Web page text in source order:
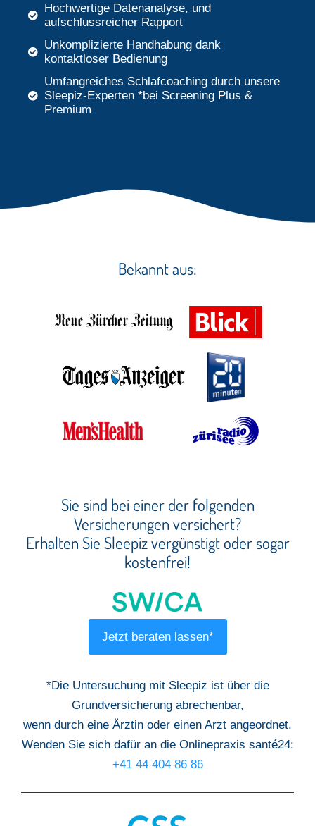
Hochwertige Datenanalyse, und
aufschlussreicher Rapport
Unkomplizierte Handhabung dank
kontaktloser Bedienung
Umfangreiches Schlafcoaching durch unsere
Sleepiz-Experten *bei Screening Plus &
Premium
Bekannt aus:
Sie sind bei einer der folgenden
Versicherungen versichert?
Erhalten Sie Sleepiz vergünstigt oder sogar
kostenfrei!
Jetzt beraten lassen*
*Die Untersuchung mit Sleepiz ist über die
Grundversicherung abrechenbar,
wenn durch eine Ärztin oder einen Arzt angeordnet.
Wenden Sie sich dafür an die Onlinepraxis santé24:
+41 44 404 86 86